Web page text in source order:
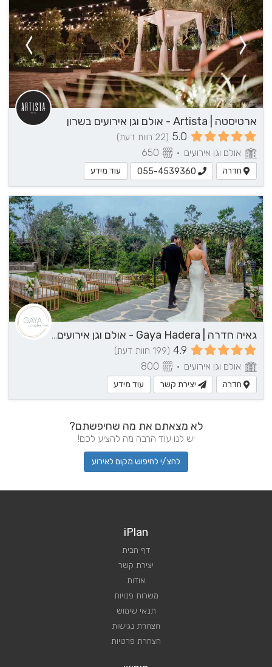
ארטיסטה | Artista - אולם וגן אירועים בשרון
5.0 (22 חוות דעת)
אולם וגן אירועים •
חדרה 055-4539360 עוד מידע
גאיה חדרה | Gaya Hadera - אולם וגן אירועים בשרון
4.9 (199 חוות דעת)
אולם וגן אירועים •
חדרה יצירת קשר עוד מידע
לא מצאתם את מה שחיפשתם?
יש לנו עוד הרבה מה להציע לכם!
לחצ/י לחיפוש מקום לאירוע
iPlan
דף הבית
יצירת קשר
אודות
משרות פנויות
תנאי שימוש
הצהרת נגישות
הצהרת פרטיות